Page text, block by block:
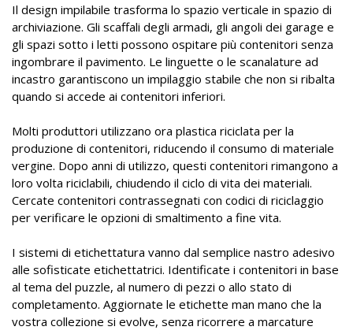
Il design impilabile trasforma lo spazio verticale in spazio di
archiviazione. Gli scaffali degli armadi, gli angoli dei garage e
gli spazi sotto i letti possono ospitare più contenitori senza
ingombrare il pavimento. Le linguette o le scanalature ad
incastro garantiscono un impilaggio stabile che non si ribalta
quando si accede ai contenitori inferiori.
Molti produttori utilizzano ora plastica riciclata per la
produzione di contenitori, riducendo il consumo di materiale
vergine. Dopo anni di utilizzo, questi contenitori rimangono a
loro volta riciclabili, chiudendo il ciclo di vita dei materiali.
Cercate contenitori contrassegnati con codici di riciclaggio
per verificare le opzioni di smaltimento a fine vita.
I sistemi di etichettatura vanno dal semplice nastro adesivo
alle sofisticate etichettatrici. Identificate i contenitori in base
al tema del puzzle, al numero di pezzi o allo stato di
completamento. Aggiornate le etichette man mano che la
vostra collezione si evolve, senza ricorrere a marcature